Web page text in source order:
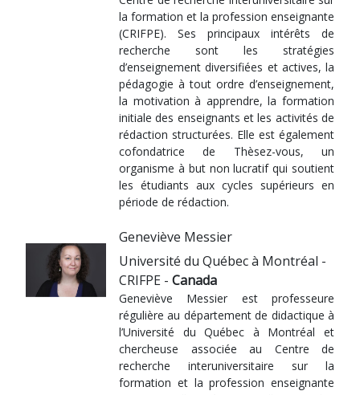
la formation et la profession enseignante
(CRIFPE). Ses principaux intérêts de
recherche sont les stratégies
d’enseignement diversifiées et actives, la
pédagogie à tout ordre d’enseignement,
la motivation à apprendre, la formation
initiale des enseignants et les activités de
rédaction structurées. Elle est également
cofondatrice de Thèsez-vous, un
organisme à but non lucratif qui soutient
les étudiants aux cycles supérieurs en
période de rédaction.
Geneviève Messier
Université du Québec à Montréal -
CRIFPE - Canada
Geneviève Messier est professeure
régulière au département de didactique à
l’Université du Québec à Montréal et
chercheuse associée au Centre de
recherche interuniversitaire sur la
formation et la profession enseignante